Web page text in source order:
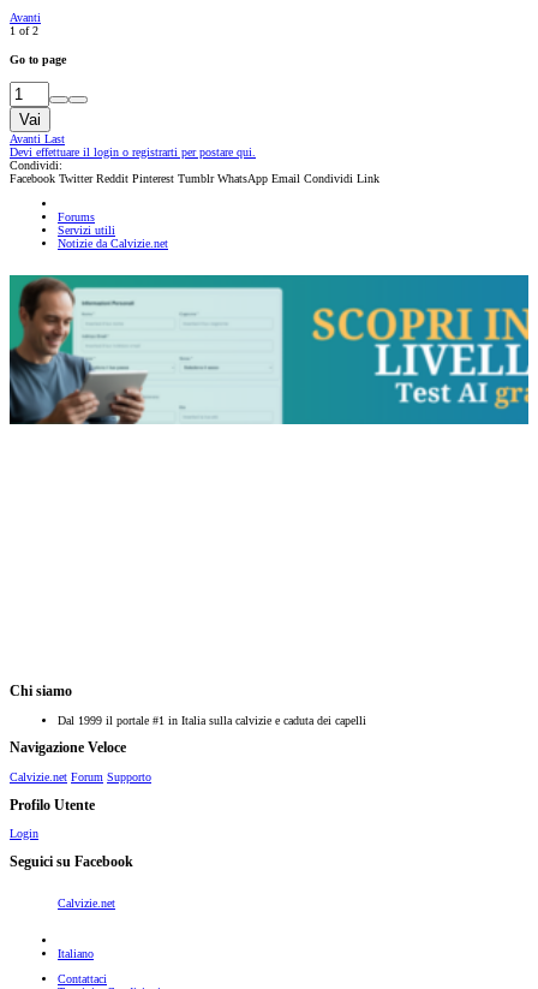
Avanti
1 of 2
Go to page
Vai
Avanti Last
Devi effettuare il login o registrarti per postare qui.
Condividi:
Facebook Twitter Reddit Pinterest Tumblr WhatsApp Email Condividi Link
Forums
Servizi utili
Notizie da Calvizie.net
Chi siamo
Dal 1999 il portale #1 in Italia sulla calvizie e caduta dei capelli
Navigazione Veloce
Calvizie.net Forum Supporto
Profilo Utente
Login
Seguici su Facebook
Calvizie.net
Italiano
Contattaci